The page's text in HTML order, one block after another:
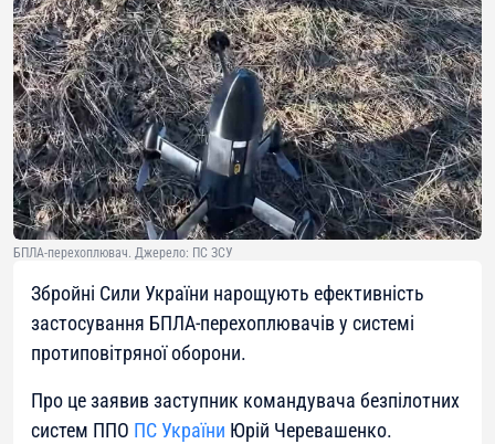
БПЛА-перехоплювач. Джерело: ПС ЗСУ
Збройні Сили України нарощують ефективність
застосування БПЛА-перехоплювачів у системі
протиповітряної оборони.
Про це заявив заступник командувача безпілотних
систем ППО ПС України Юрій Черевaшенко.